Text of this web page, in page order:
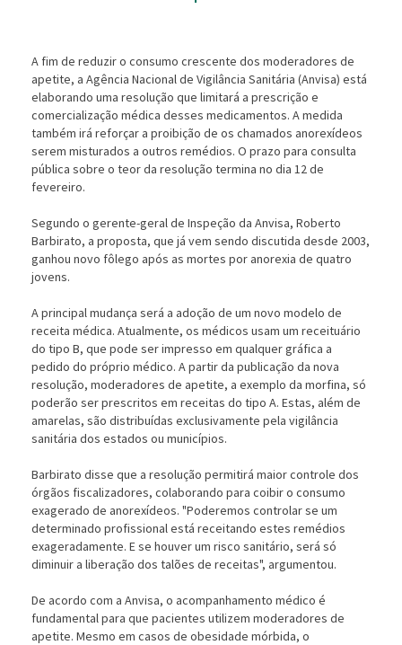
A fim de reduzir o consumo crescente dos moderadores de
apetite, a Agência Nacional de Vigilância Sanitária (Anvisa) est
elaborando uma resolução que limitará a prescrição e
comercialização médica desses medicamentos. A medida
também irá reforçar a proibição de os chamados anorexídeos
serem misturados a outros remédios. O prazo para consulta
pública sobre o teor da resolução termina no dia 12 de
fevereiro.
Segundo o gerente-geral de Inspeção da Anvisa, Roberto
Barbirato, a proposta, que já vem sendo discutida desde 2003,
ganhou novo fôlego após as mortes por anorexia de quatro
jovens.
A principal mudança será a adoção de um novo modelo de
receita médica. Atualmente, os médicos usam um receituário
do tipo B, que pode ser impresso em qualquer gráfica a
pedido do próprio médico. A partir da publicação da nova
resolução, moderadores de apetite, a exemplo da morfina, só
poderão ser prescritos em receitas do tipo A. Estas, além de
amarelas, são distribuídas exclusivamente pela vigilância
sanitária dos estados ou municípios.
Barbirato disse que a resolução permitirá maior controle dos
órgãos fiscalizadores, colaborando para coibir o consumo
exagerado de anorexídeos. "Poderemos controlar se um
determinado profissional está receitando estes remédios
exageradamente. E se houver um risco sanitário, será só
diminuir a liberação dos talões de receitas", argumentou.
De acordo com a Anvisa, o acompanhamento médico é
fundamental para que pacientes utilizem moderadores de
apetite. Mesmo em casos de obesidade mórbida, o